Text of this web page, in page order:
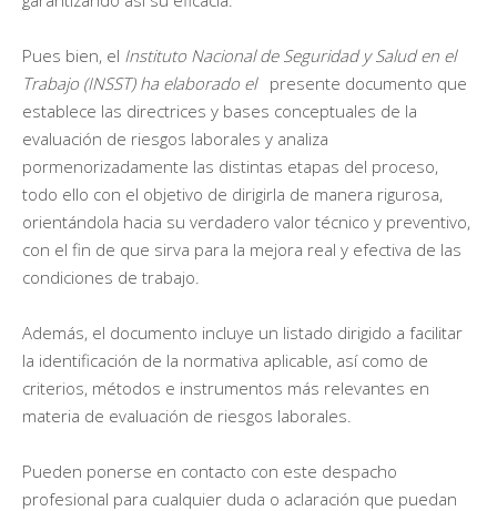
Pues bien, el Instituto Nacional de Seguridad y Salud en el
Trabajo (INSST) ha elaborado el presente documento que
establece las directrices y bases conceptuales de la
evaluación de riesgos laborales y analiza
pormenorizadamente las distintas etapas del proceso,
todo ello con el objetivo de dirigirla de manera rigurosa,
orientándola hacia su verdadero valor técnico y preventivo,
con el fin de que sirva para la mejora real y efectiva de las
condiciones de trabajo.
Además, el documento incluye un listado dirigido a facilitar
la identificación de la normativa aplicable, así como de
criterios, métodos e instrumentos más relevantes en
materia de evaluación de riesgos laborales.
Pueden ponerse en contacto con este despacho
profesional para cualquier duda o aclaración que puedan